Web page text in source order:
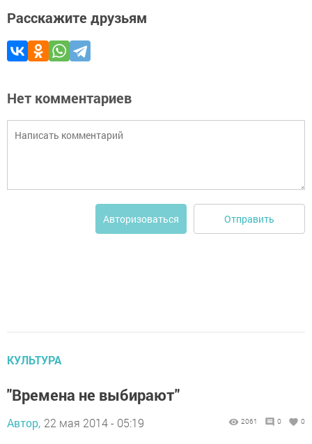
Расскажите друзьям
Нет комментариев
Авторизоваться Отправить
КУЛЬТУРА
"Времена не выбирают"
Автор, 22 мая 2014 - 05:19 2061 0 0